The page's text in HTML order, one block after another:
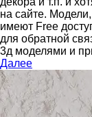
на сайте.
имеют Free
для обратной
3д моделями и
Далее